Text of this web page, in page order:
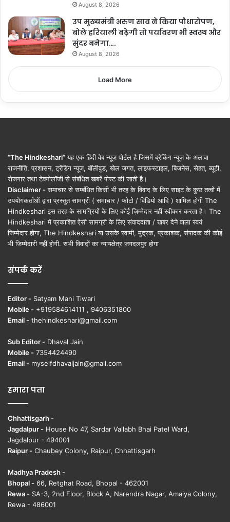
August 8, 2026
उप मुख्यमंत्री अरुण साव ने किया पौधारोपण,
बोले हरियाली बढ़ेगी तो पर्यावरण भी स्वस्थ और
सुंदर बनेगा….
August 8, 2026
Load More
“The Hindkeshari”यह एक हिंदी वेब न्यूज़ पोर्टल है जिसमें ब्रेकिंग न्यूज़ के अलावा
राजनीति, प्रशासन, ट्रेंडिंग न्यूज, बॉलीवुड, खेल जगत, लाइफस्टाइल, बिजनेस, सेहत, ब्यूटी,
रोजगार तथा टेक्नोलॉजी से संबंधित खबरें पोस्ट की जाती है।
Disclaimer - समाचार से सम्बंधित किसी भी तरह के विवाद के लिए साइट के कुछ तत्वों में
उपयोगकर्ताओं द्वारा प्रस्तुत सामग्री ( समाचार / फोटो / विडियो आदि ) शामिल होगी The
Hindkeshari इस तरह के सामग्रियों के लिए कोई ज़िम्मेदार नहीं स्वीकार करता है। The
Hindkeshari में प्रकाशित ऐसी सामग्री के लिए संवाददाता / खबर देने वाला स्वयं
जिम्मेदार होगा, The Hindkeshari या उसके स्वामी, मुद्रक, प्रकाशक, संपादक की कोई
भी जिम्मेदारी नहीं होगी. सभी विवादों का न्यायक्षेत्र जगदलपुर होगा
संपर्क करें
Editor - Satyam Mani Tiwari
Mobile - +919584614111 , 9406351800
Email - thehindkeshari@gmail.com
Sub Editor - Dhaval Jain
Mobile - 7354424490
Email - myselfdhavaljain@gmail.com
हमारा पता
Chhattisgarh -
Jagdalpur - House No 47, Sardar Vallabh Bhai Patel Ward,
Jagdalpur - 494001
Raipur - Chaubey Colony, Raipur, Chhattisgarh
Madhya Pradesh -
Bhopal - 66, Retghat Road, Bhopal - 462001
Rewa - SA-3, 2nd Floor, Block A, Narendra Nagar, Amaiya Colony,
Rewa - 486001